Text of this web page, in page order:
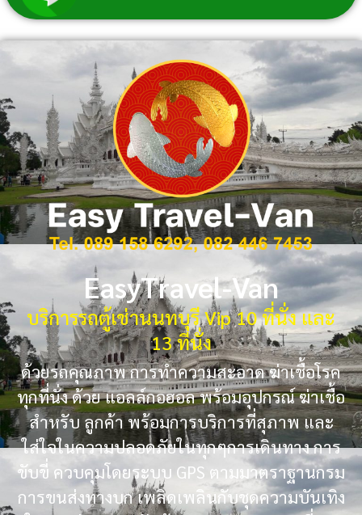
EasyTravel-Van
บริการรถตู้เช่านนทบุรี Vip 10 ที่นั่ง และ
13 ที่นั่ง
ด้วยรถคุณภาพ การทำความสะอาด ฆ่าเชื้อโรค
ทุกที่นั่ง ด้วย แอลล์กอฮอล พร้อมอุปกรณ์ ฆ่าเชื้อ
สำหรับ ลูกค้า พร้อมการบริการที่สุภาพ และ
ใส่ใจในความปลอดภัยในทุกๆการเดินทาง การ
ขับขี่ ควบคุมโดยระบบ GPS ตามมาตราฐานกรม
การขนส่งทางบก เพลิดเพลินกับชุดความบันเทิง